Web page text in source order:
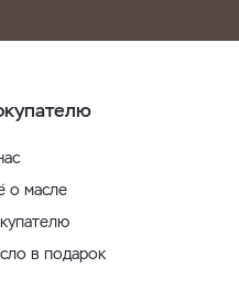
о масле
в подарок